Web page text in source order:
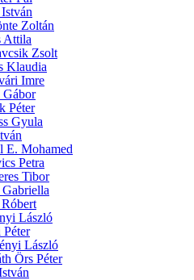
Zoltán
Attila
Zsolt
Klaudia
Imre
Gábor
Péter
Gyula
E. Mohamed
Petra
Tibor
László
László
Örs Péter